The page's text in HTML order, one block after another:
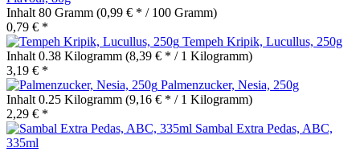
Inhalt 80 Gramm (0,99 € * / 100 Gramm)
0,79 € *
Tempeh Kripik, Lucullus, 250g
Inhalt 0.38 Kilogramm (8,39 € * / 1 Kilogramm)
3,19 € *
Palmenzucker, Nesia, 250g
Inhalt 0.25 Kilogramm (9,16 € * / 1 Kilogramm)
2,29 € *
Sambal Extra Pedas, ABC,
335ml